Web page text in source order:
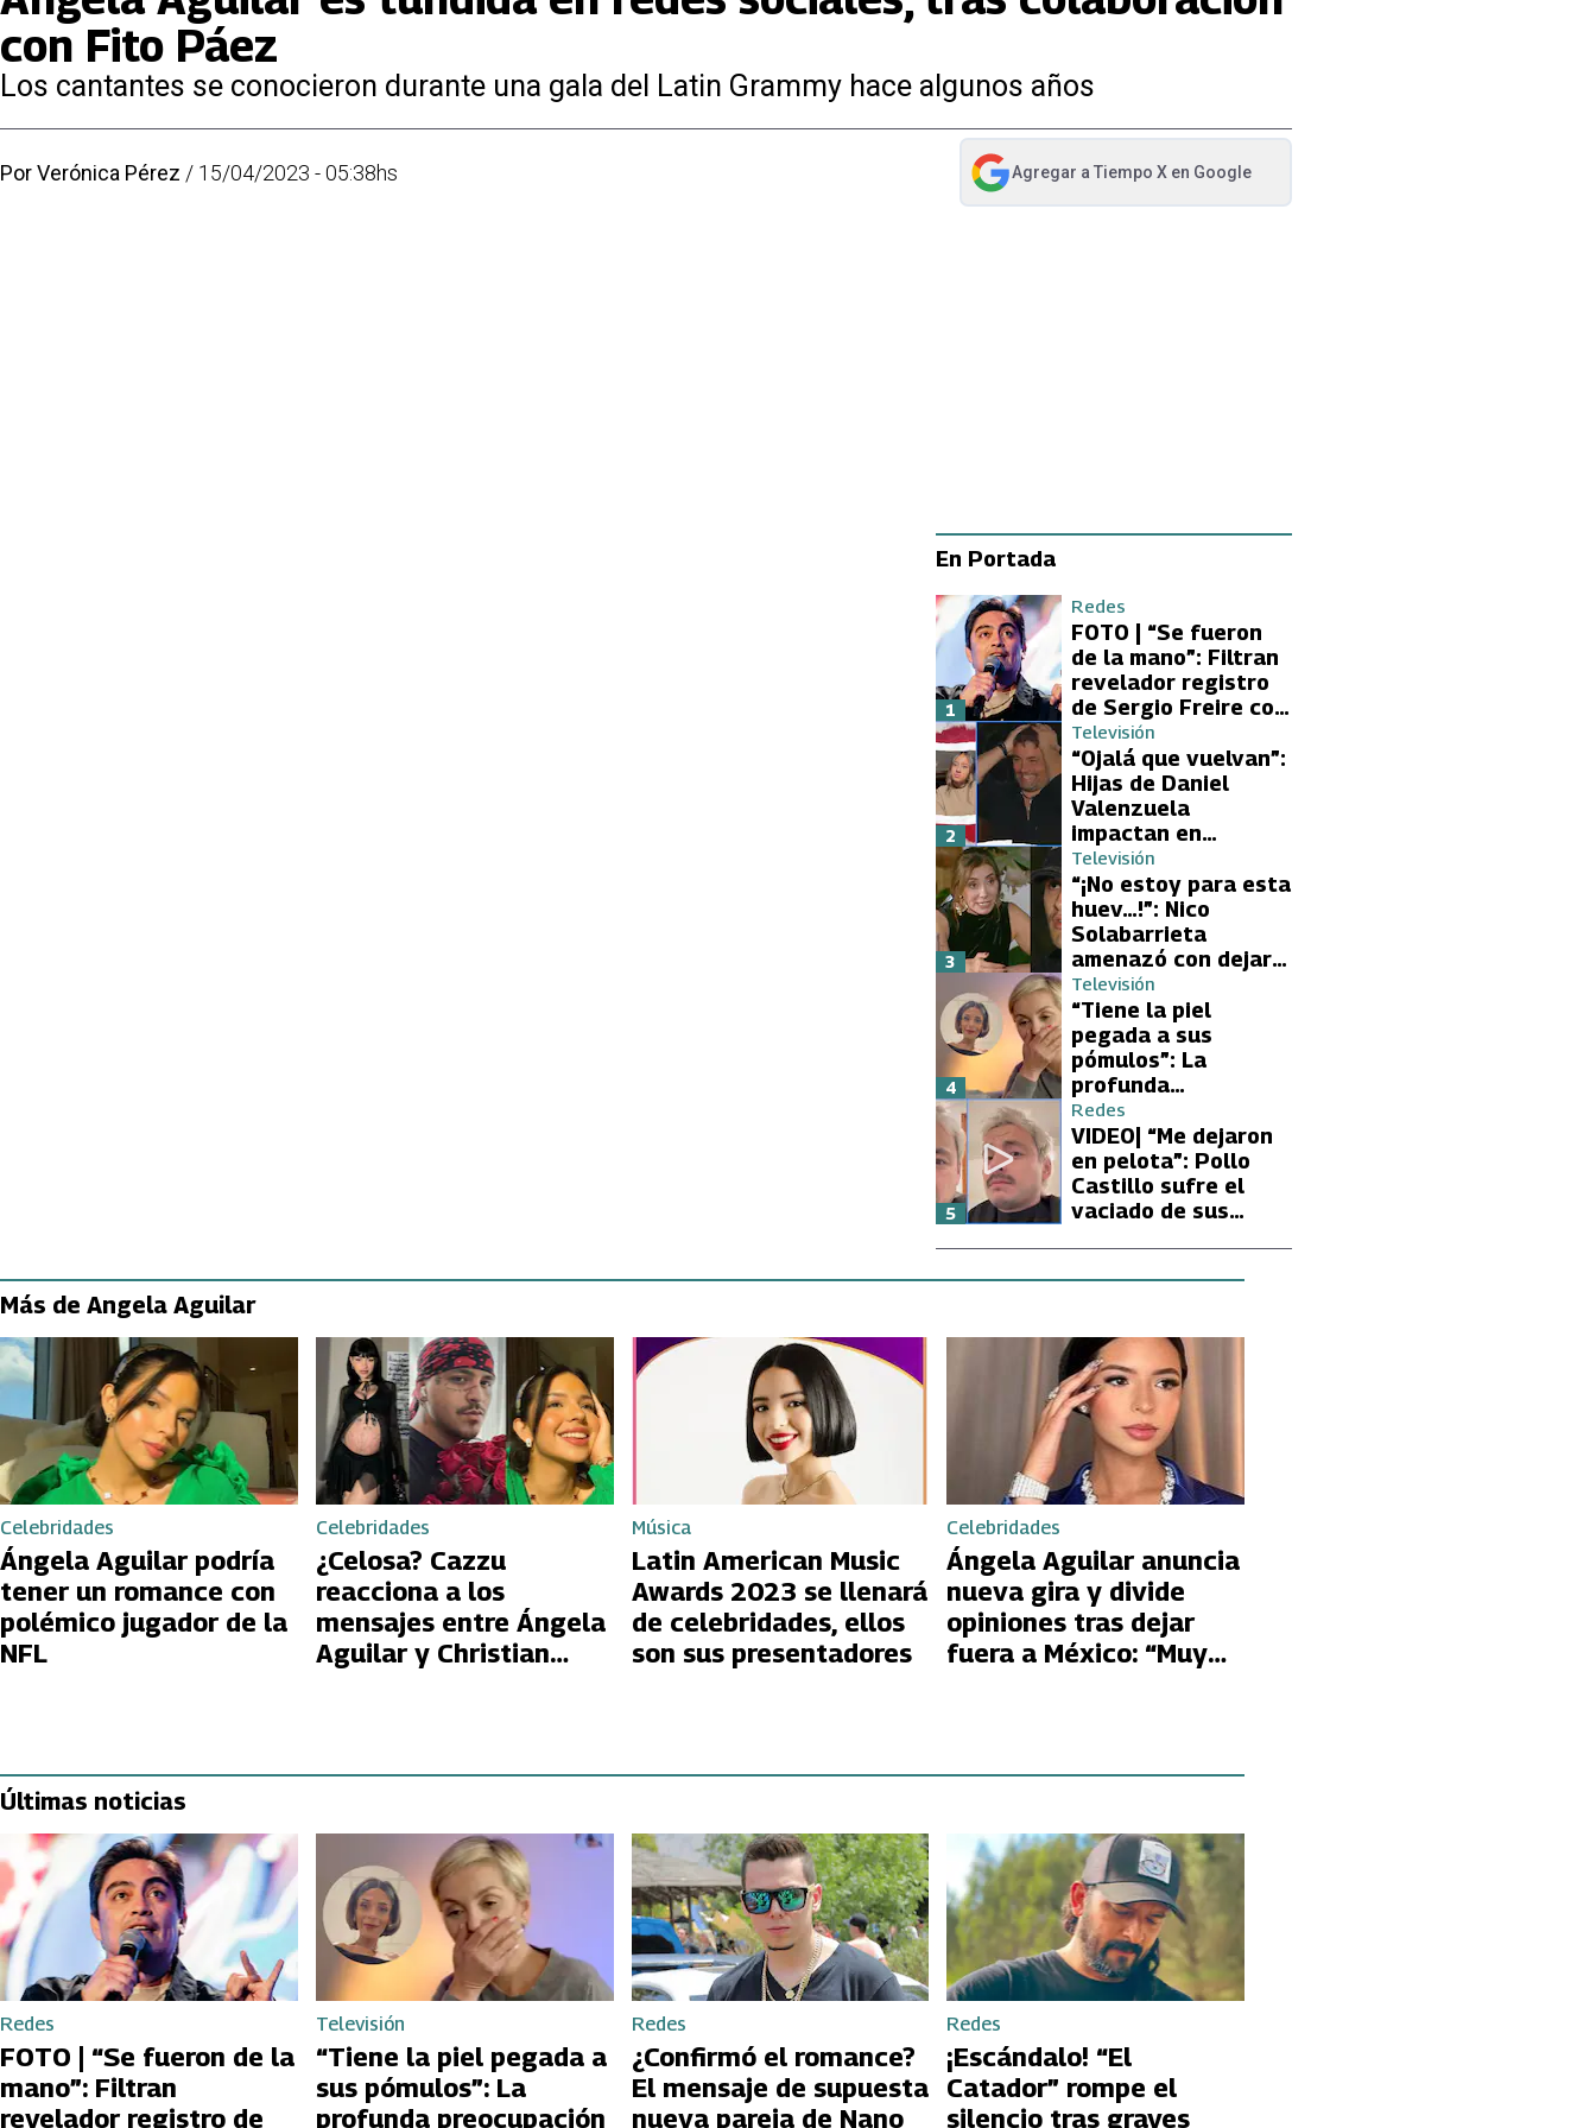
con Fito Páez
Los cantantes se conocieron durante una gala del Latin Grammy hace algunos años
PorVerónica Pérez / 15/04/2023 - 05:38hs Agregar a Tiempo Xen Google
abre en nueva pestaña
En Portada
Redes
FOTO | “Se fueron
de la mano”: Filtran
revelador registro
de Sergio Freire con
supuesta nueva
conquista
1
Televisión
“Ojalá que vuelvan”:
Hijas de Daniel
Valenzuela
impactan en
Volverías con tu Ex
2 con directa
petición a su papá
sobre Yamila Reyna
2
Televisión
“¡No estoy para esta
huev…!”: Nico
Solabarrieta
amenazó con dejar
Volverías con tu Ex
tras encontrón con
Carmen Gloria
Arroyo
3
Televisión
“Tiene la piel
pegada a sus
pómulos”: La
profunda
preocupación de
Fran García-
Huidobro por la
extrema delgadez
de Kathy Orellana
4
Redes
VIDEO| “Me dejaron
en pelota”: Pollo
Castillo sufre el
vaciado de sus
5
Más de Angela Aguilar
Celebridades
Ángela Aguilar podría
tener un romance con
polémico jugador de la
NFL
Celebridades
¿Celosa? Cazzu
reacciona a los
mensajes entre Ángela
Aguilar y Christian
Música
Latin American Music
Awards 2023 se llenará
de celebridades, ellos
son sus presentadores
Celebridades
Ángela Aguilar anuncia
nueva gira y divide
opiniones tras dejar
fuera a México: “Muy
Últimas noticias
Redes
FOTO | “Se fueron de la
mano”: Filtran
revelador registro de
Televisión
“Tiene la piel pegada a
sus pómulos”: La
profunda preocupación
Redes
¿Confirmó el romance?
El mensaje de supuesta
nueva pareja de Nano
Redes
¡Escándalo! “El
Catador” rompe el
silencio tras graves